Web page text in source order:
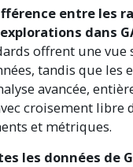
entre les
dans
offrent une vue
tandis que les
avancée,
croisement libre
et métriques.
les données de